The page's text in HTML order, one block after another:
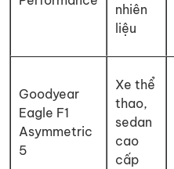
nhiên
liệu
Goodyear
Eagle F1
Asymmetric
5
Xe thể
thao,
sedan
cao
cấp